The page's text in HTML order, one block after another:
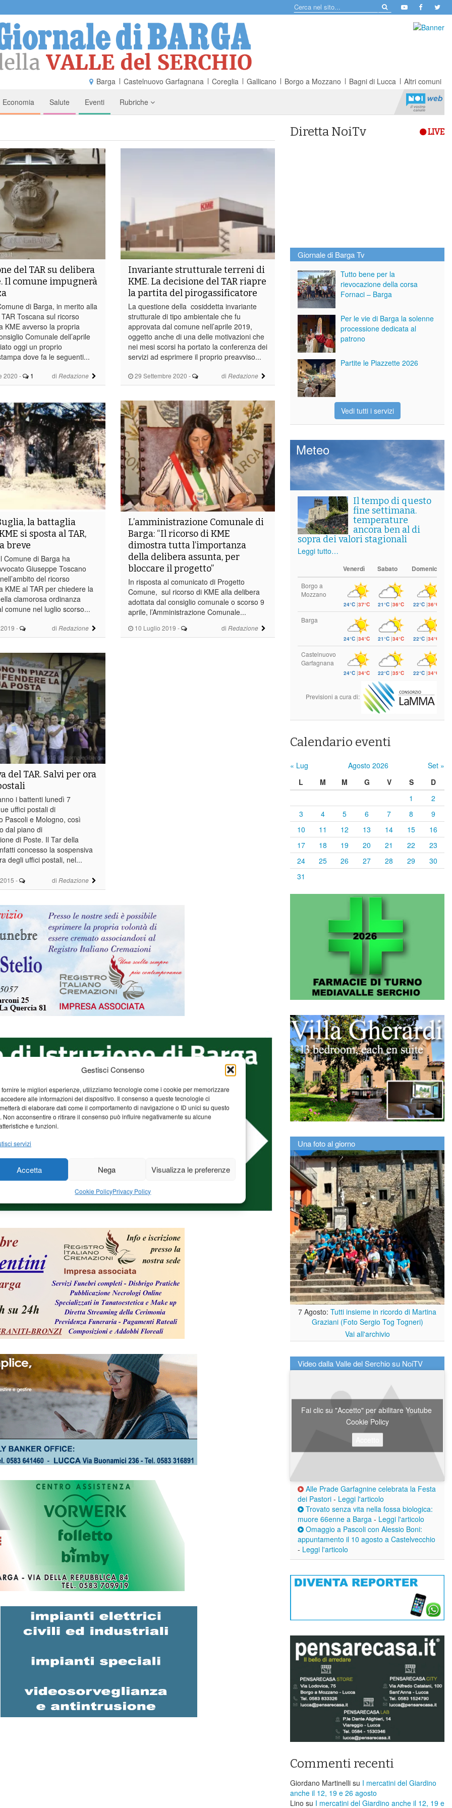
Gestisci Consenso
fornire le migliori esperienze, utilizziamo tecnologie come i cookie per memorizzare
alle informazioni del dispositivo. Il consenso a queste tecnologie ci
di elaborare dati come il comportamento di navigazione o ID unici su questo
Non acconsentire o ritirare il consenso può influire negativamente su alcune
e funzioni.
servizi
Accetta Nega Visualizza le preferenze
Cookie PolicyPrivacy Policy
Barga Castelnuovo Garfagnana Coreglia Gallicano Borgo a Mozzano Bagni di Lucca Altri comuni
Economia Salute Eventi Rubriche
2020 - 1 di Redazione
del TAR su delibera
Il comune impugnerà
di Barga, in merito alla
Toscana sul ricorso
KME avverso la propria
Comunale dell’aprile
oggi un proprio
dove fa le seguenti...
29 Settembre 2020 - di Redazione
Invariante strutturale terreni di
KME. La decisione del TAR riapre
la partita del pirogassificatore
La questione della cosiddetta invariante
strutturale di tipo ambientale che fu
approvata dal comune nell’aprile 2019,
oggetto anche di una delle motivazioni che
nei mesi scorsi ha portato la conferenza dei
servizi ad esprimere il proprio preavviso...
- di Redazione
la battaglia
si sposta al TAR,
breve
Comune di Barga ha
Giuseppe Toscano
del ricorso
KME al TAR per chiedere la
clamorosa ordinanza
comune nel luglio scorso...
10 Luglio 2019 - di Redazione
L’amministrazione Comunale di
Barga: “Il ricorso di KME
dimostra tutta l’importanza
della delibera assunta, per
bloccare il progetto”
In risposta al comunicato di Progetto
Comune, sul ricorso di KME alla delibera
adottata dal consiglio comunale o scorso 9
aprile, l’Amministrazione Comunale...
- di Redazione
del TAR. Salvi per ora
i battenti lunedì 7
uffici postali di
Pascoli e Mologno, così
dal piano di
di Poste. Il Tar della
concesso la sospensiva
degli uffici postali, nel...
Diretta NoiTv LIVE
Giornale di Barga Tv
Tutto bene per la
rievocazione della corsa
Fornaci – Barga
Per le vie di Barga la solenne
processione dedicata al
patrono
Partite le Piazzette 2026
Vedi tutti i servizi
Meteo
Il tempo di questo
fine settimana.
temperature
ancora ben al di
sopra dei valori stagionali
Leggi tutto…
Venerdì Sabato Domenica
Borgo a
Mozzano
24°C |37°C 21°C |36°C 22°C |36°C
Barga
24°C |34°C 21°C |34°C 22°C |34°C
Castelnuovo
Garfagnana
24°C |34°C 22°C |35°C 22°C |34°C
Previsioni a cura di:
Calendario eventi
« Lug Agosto 2026
Set »
L
M M G V S
D
1
2
3
4 5 6 7 8
9
10
11 12 13 14 15
16
17
18 19 20 21 22
23
24
25 26 27 28 29
30
31
Una foto al giorno
7 Agosto: Tutti insieme in ricordo di Martina
Graziani (Foto Sergio Tog Togneri)
Vai all'archivio
Video dalla Valle del Serchio su NoiTV
Fai clic su "Accetto" per abilitare Youtube
Cookie Policy
Alle Prade Garfagnine celebrata la Festa
dei Pastori - Leggi l'articolo
Trovato senza vita nella fossa biologica:
muore 66enne a Barga - Leggi l'articolo
Omaggio a Pascoli con Alessio Boni:
appuntamento il 10 agosto a Castelvecchio
- Leggi l'articolo
Commenti recenti
Giordano Martinelli su I mercatini del Giardino
anche il 12, 19 e 26 agosto
Lino su I mercatini del Giardino anche il 12, 19 e